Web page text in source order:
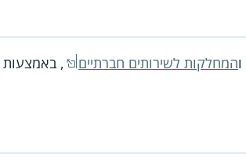
והמחלקות לשירותים חברתיים
, באמצעות